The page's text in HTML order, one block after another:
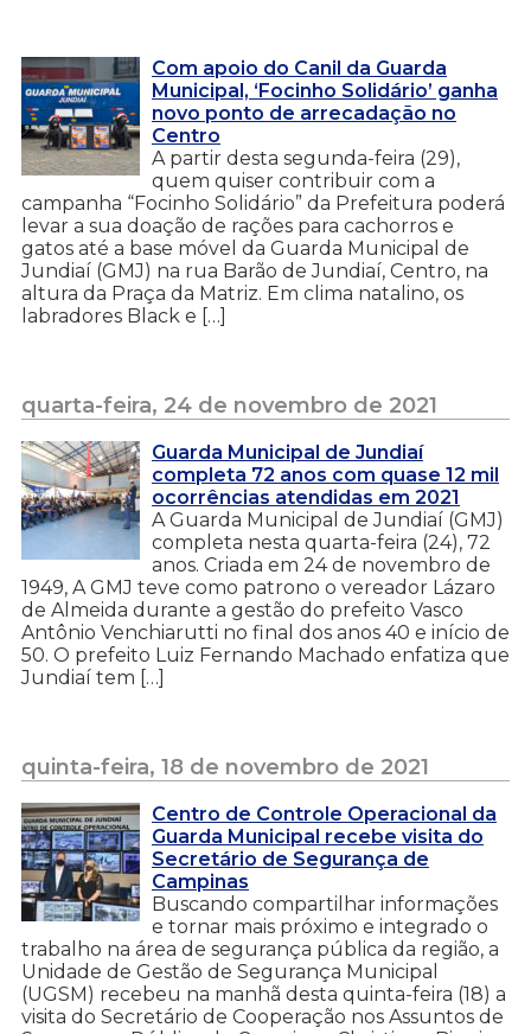
Com apoio do Canil da Guarda
Municipal, ‘Focinho Solidário’ ganha
novo ponto de arrecadação no
Centro
A partir desta segunda-feira (29),
quem quiser contribuir com a
campanha “Focinho Solidário” da Prefeitura poderá
levar a sua doação de rações para cachorros e
gatos até a base móvel da Guarda Municipal de
Jundiaí (GMJ) na rua Barão de Jundiaí, Centro, na
altura da Praça da Matriz. Em clima natalino, os
labradores Black e […]
quarta-feira, 24 de novembro de 2021
Guarda Municipal de Jundiaí
completa 72 anos com quase 12 mil
ocorrências atendidas em 2021
A Guarda Municipal de Jundiaí (GMJ)
completa nesta quarta-feira (24), 72
anos. Criada em 24 de novembro de
1949, A GMJ teve como patrono o vereador Lázaro
de Almeida durante a gestão do prefeito Vasco
Antônio Venchiarutti no final dos anos 40 e início de
50. O prefeito Luiz Fernando Machado enfatiza que
Jundiaí tem […]
quinta-feira, 18 de novembro de 2021
Centro de Controle Operacional da
Guarda Municipal recebe visita do
Secretário de Segurança de
Campinas
Buscando compartilhar informações
e tornar mais próximo e integrado o
trabalho na área de segurança pública da região, a
Unidade de Gestão de Segurança Municipal
(UGSM) recebeu na manhã desta quinta-feira (18) a
visita do Secretário de Cooperação nos Assuntos de